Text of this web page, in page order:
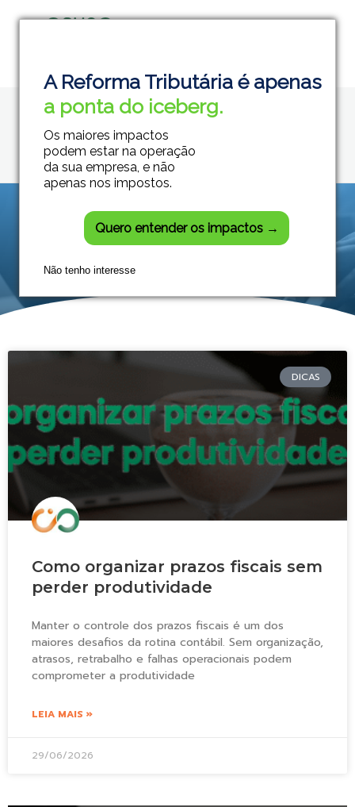
A Reforma Tributária é apenas
a ponta do iceberg.
Os maiores impactos
podem estar na operação
da sua empresa, e não
apenas nos impostos.
Quero entender os impactos →
Não tenho interesse
Grupo Módulos
Sistemas Contábeis e Empresariais
Posts tagged:
Prazos fiscais
DICAS
Como organizar prazos fiscais sem
perder produtividade
Manter o controle dos prazos fiscais é um dos
maiores desafios da rotina contábil. Sem organização,
atrasos, retrabalho e falhas operacionais podem
comprometer a produtividade
LEIA MAIS »
29/06/2026